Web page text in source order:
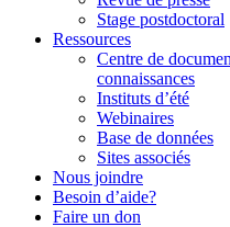
Stage postdoctoral
Ressources
Centre de
connaissances
Instituts d’été
Webinaires
Base de données
Sites associés
Nous joindre
Besoin d’aide?
Faire un don